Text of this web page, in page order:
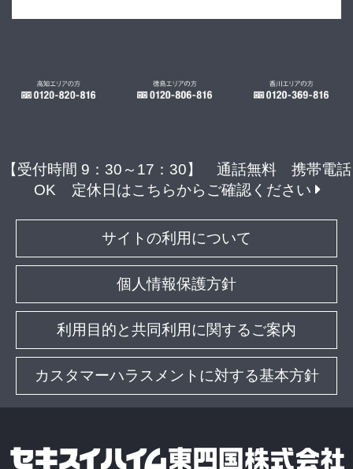
【受付時間 9：30～17：30】 通話無料 携帯電話
OK
定休日はこちらからご確認ください
サイトの利用について
個人情報保護方針
利用目的と共同利用に関するご案内
カスタマーハラスメントに対する基本方針